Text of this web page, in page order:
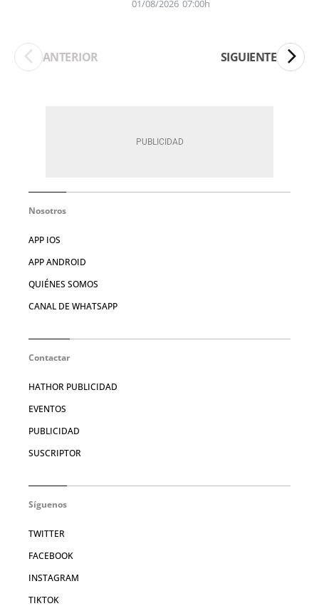
01/08/2026 07:00h
ANTERIOR SIGUIENTE
Nosotros
APP IOS
APP ANDROID
QUIÉNES SOMOS
CANAL DE WHATSAPP
Contactar
HATHOR PUBLICIDAD
EVENTOS
PUBLICIDAD
SUSCRIPTOR
Síguenos
TWITTER
FACEBOOK
INSTAGRAM
TIKTOK